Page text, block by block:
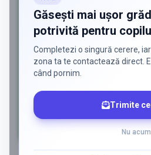
Găsești mai ușor
potrivită pentru
Completezi o singură cerere,
zona ta te contactează direct.
când pornim.
Trimite
Nu acum